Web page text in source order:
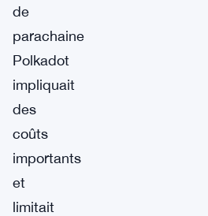
de
parachaine
Polkadot
impliquait
des
coûts
importants
et
limitait